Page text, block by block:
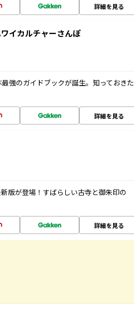
詳細を見る
イカルチャーさんぽ
強のガイドブックが誕生。知っておきた
詳細を見る
版が登場！すばらしい古寺と御朱印の
詳細を見る